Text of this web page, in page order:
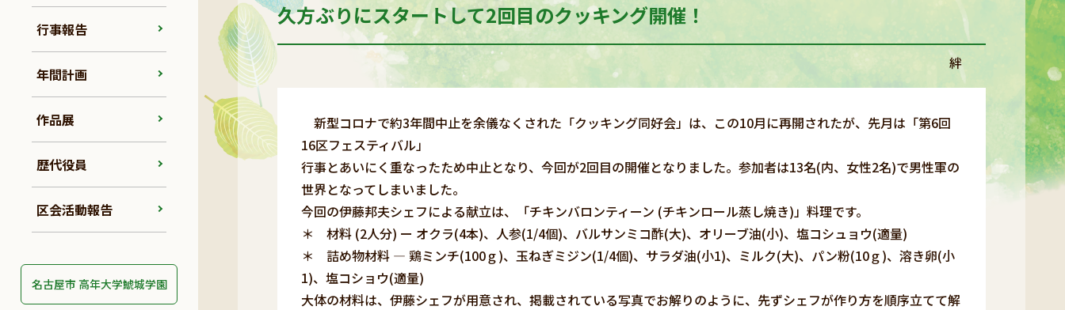
行事報告
年間計画
作品展
歴代役員
区会活動報告
名古屋市 高年大学鯱城学園
久方ぶりにスタートして2回目のクッキング開催！
絆
新型コロナで約3年間中止を余儀なくされた「クッキング同好会」は、この10月に再開されたが、先月は「第6回
16区フェスティバル」
行事とあいにく重なったため中止となり、今回が2回目の開催となりました。参加者は13名(内、女性2名)で男性軍の
世界となってしまいました。
今回の伊藤邦夫シェフによる献立は、「チキンバロンティーン (チキンロール蒸し焼き)」料理です。
＊ 材料 (2人分) ー オクラ(4本)、人参(1/4個)、バルサンミコ酢(大)、オリーブ油(小)、塩コシュョウ(適量)
＊ 詰め物材料 ― 鶏ミンチ(100ｇ)、玉ねぎミジン(1/4個)、サラダ油(小1)、ミルク(大)、パン粉(10ｇ)、溶き卵(小
1)、塩コショウ(適量)
大体の材料は、伊藤シェフが用意され、掲載されている写真でお解りのように、先ずシェフが作り方を順序立てて解